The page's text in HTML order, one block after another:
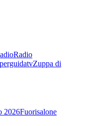
Radio
Zuppa di
2026Fuorisalone